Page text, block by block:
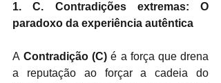
1. C. Contradições extremas: O
paradoxo da experiência autêntica
A Contradição (C) é a força que drena
a reputação ao forçar a cadeia do